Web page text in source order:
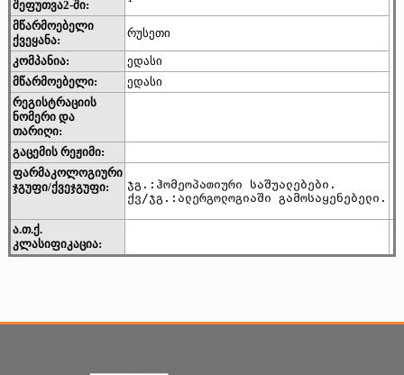
შეფუთვა2-ში:
მწარმოებელი
ქვეყანა:
რუსეთი
კომპანია:
ედასი
მწარმოებელი:
ედასი
რეგისტრაციის
ნომერი და
თარიღი:
გაცემის რეჟიმი:
ფარმაკოლოგიური
ჯგუფი/ქვეჯგუფი:
ჯგ.:ჰომეოპათიური საშუალებები.
ქვ/ჯგ.:ალერგოლოგიაში გამოსაყენებელი.
ა.თ.ქ.
კლასიფიკაცია: